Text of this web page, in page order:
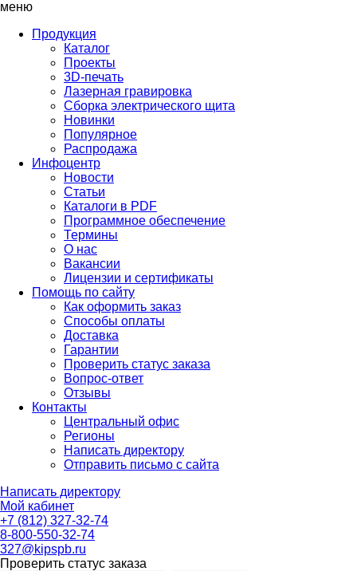
меню
Продукция
Каталог
Проекты
3D-печать
Лазерная гравировка
Сборка электрического щита
Новинки
Популярное
Распродажа
Инфоцентр
Новости
Статьи
Каталоги в PDF
Программное обеспечение
Термины
О нас
Вакансии
Лицензии и сертификаты
Помощь по сайту
Как оформить заказ
Способы оплаты
Доставка
Гарантии
Проверить статус заказа
Вопрос-ответ
Отзывы
Контакты
Центральный офис
Регионы
Написать директору
Отправить письмо с сайта
Написать директору
Мой кабинет
+7 (812) 327-32-74
8-800-550-32-74
327@kipspb.ru
Проверить статус заказа